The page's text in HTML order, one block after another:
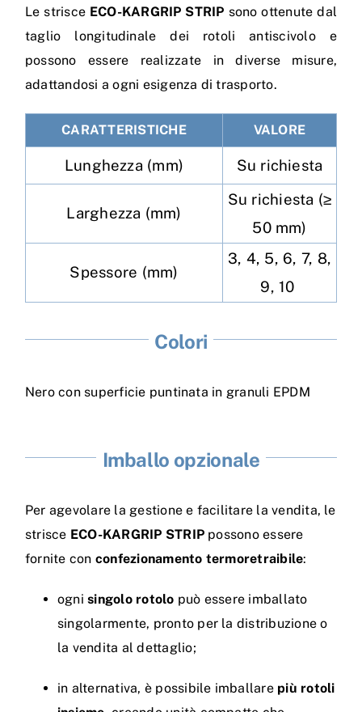
Le strisce ECO-KARGRIP STRIP sono ottenute dal
taglio longitudinale dei rotoli antiscivolo e
possono essere realizzate in diverse misure,
adattandosi a ogni esigenza di trasporto.
CARATTERISTICHE VALORE
Lunghezza (mm) Su richiesta
Larghezza (mm)
Su richiesta (≥
50 mm)
Spessore (mm)
3, 4, 5, 6, 7, 8,
9, 10
Colori
Nero con superficie puntinata in granuli EPDM
Imballo opzionale
Per agevolare la gestione e facilitare la vendita, le
strisce ECO-KARGRIP STRIP possono essere
fornite con confezionamento termoretraibile:
ognisingolo rotolo può essere imballato
singolarmente, pronto per la distribuzione o
la vendita al dettaglio;
in alternativa, è possibile imballare più rotoli